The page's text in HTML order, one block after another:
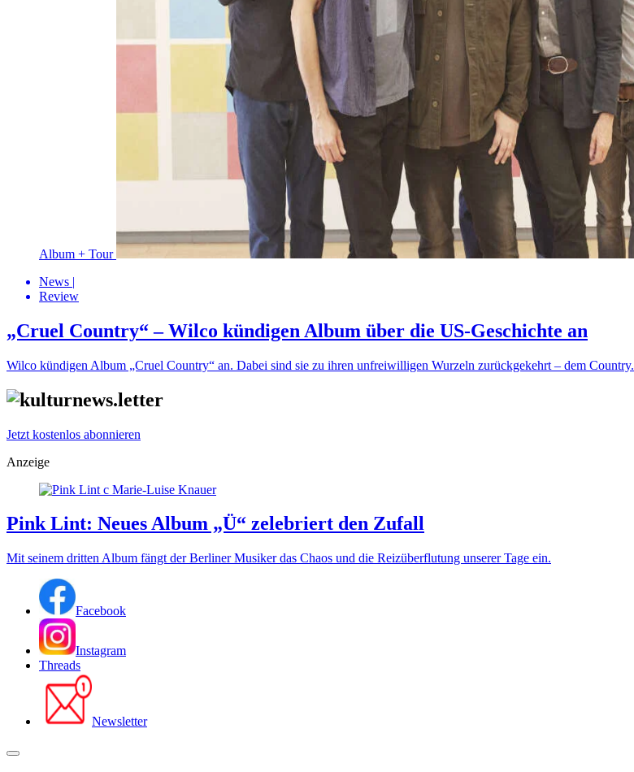
Album + Tour
News |
Review
„Cruel Country“ – Wilco kündigen Album über die US-Geschichte an
Wilco kündigen Album „Cruel Country“ an. Dabei sind sie zu ihren unfreiwilligen Wurzeln zurückgekehrt – dem Country.
Jetzt kostenlos abonnieren
Anzeige
Pink Lint: Neues Album „Ü“ zelebriert den Zufall
Mit seinem dritten Album fängt der Berliner Musiker das Chaos und die Reizüberflutung unserer Tage ein.
Facebook
Instagram
Threads
Newsletter